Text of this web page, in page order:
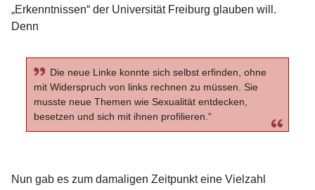
„Erkenntnissen“ der Universität Freiburg glauben will.
Denn
Die neue Linke konnte sich selbst erfinden, ohne
mit Widerspruch von links rechnen zu müssen. Sie
musste neue Themen wie Sexualität entdecken,
besetzen und sich mit ihnen profilieren.“
Nun gab es zum damaligen Zeitpunkt eine Vielzahl